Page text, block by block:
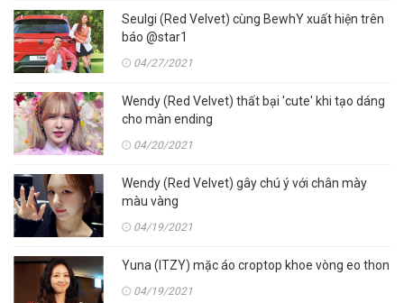
Seulgi (Red Velvet) cùng BewhY xuất hiện trên
báo @star1
04/27/2021
Wendy (Red Velvet) thất bại 'cute' khi tạo dáng
cho màn ending
04/20/2021
Wendy (Red Velvet) gây chú ý với chân mày
màu vàng
04/19/2021
Yuna (ITZY) mặc áo croptop khoe vòng eo thon
04/19/2021